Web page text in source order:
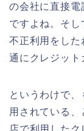
の会社に直接電
ですよね。そし
不正利用をした
通にクレジット
というわけで、
用されている
店で利用した